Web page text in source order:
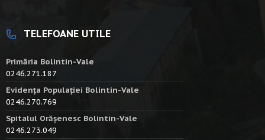
TELEFOANE UTILE
Primăria Bolintin-Vale
0246.271.187
Evidența Populației Bolintin-Vale
0246.270.769
Spitalul Orășenesc Bolintin-Vale
0246.273.049